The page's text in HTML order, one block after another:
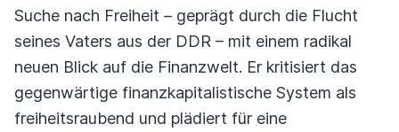
Suche nach Freiheit – geprägt durch die Flucht
seines Vaters aus der DDR – mit einem radikal
neuen Blick auf die Finanzwelt. Er kritisiert das
gegenwärtige finanzkapitalistische System als
freiheitsraubend und plädiert für eine